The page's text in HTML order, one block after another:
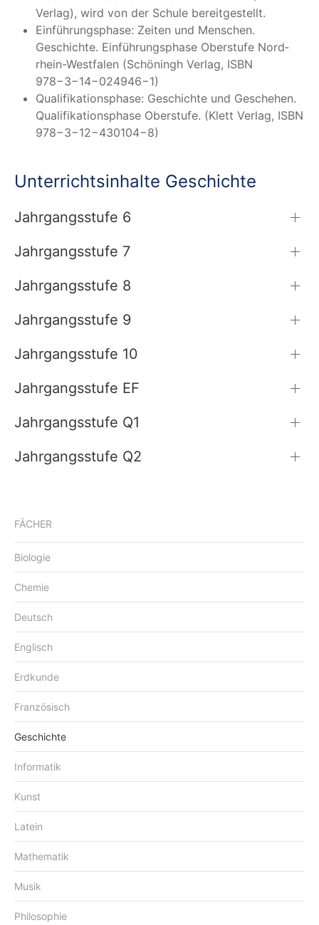
Ver­lag), wird von der Schu­le bereitgestellt.
Ein­füh­rungs­pha­se: Zei­ten und Men­schen.
Geschich­te. Ein­füh­rungs­pha­se Ober­stu­fe Nord­
rhein-West­fa­len (Schö­ningh Ver­lag, ISBN
978−3−14−024946−1)
Qua­li­fi­ka­ti­ons­pha­se: Geschich­te und Gesche­hen.
Qua­li­fi­ka­ti­ons­pha­se Ober­stu­fe. (Klett Ver­lag, ISBN
978−3−12−430104−8)
Unterrichtsinhalte Geschichte
Jahrgangsstufe 6
Jahrgangsstufe 7
Jahrgangsstufe 8
Jahrgangsstufe 9
Jahrgangsstufe 10
Jahrgangsstufe EF
Jahrgangsstufe Q1
Jahrgangsstufe Q2
FÄCHER
Biologie
Chemie
Deutsch
Englisch
Erdkunde
Französisch
Geschichte
Informatik
Kunst
Latein
Mathematik
Musik
Philosophie